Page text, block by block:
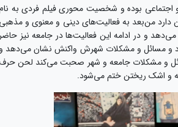
اجتماعی بوده و شخصیت محوری فیلم فردی به
دارد من‌بعد به فعالیت‌های دینی و معنوی و مذهبی
و در ادامه این فعالیت‌ها در جامعه نیز حاضر
و مسائل و مشکلات شهرش واکنش نشان می‌دهد و
و مشکلات جامعه و شهر صحبت می‌کند لحن
و اشک ریختن ختم می‌شود.